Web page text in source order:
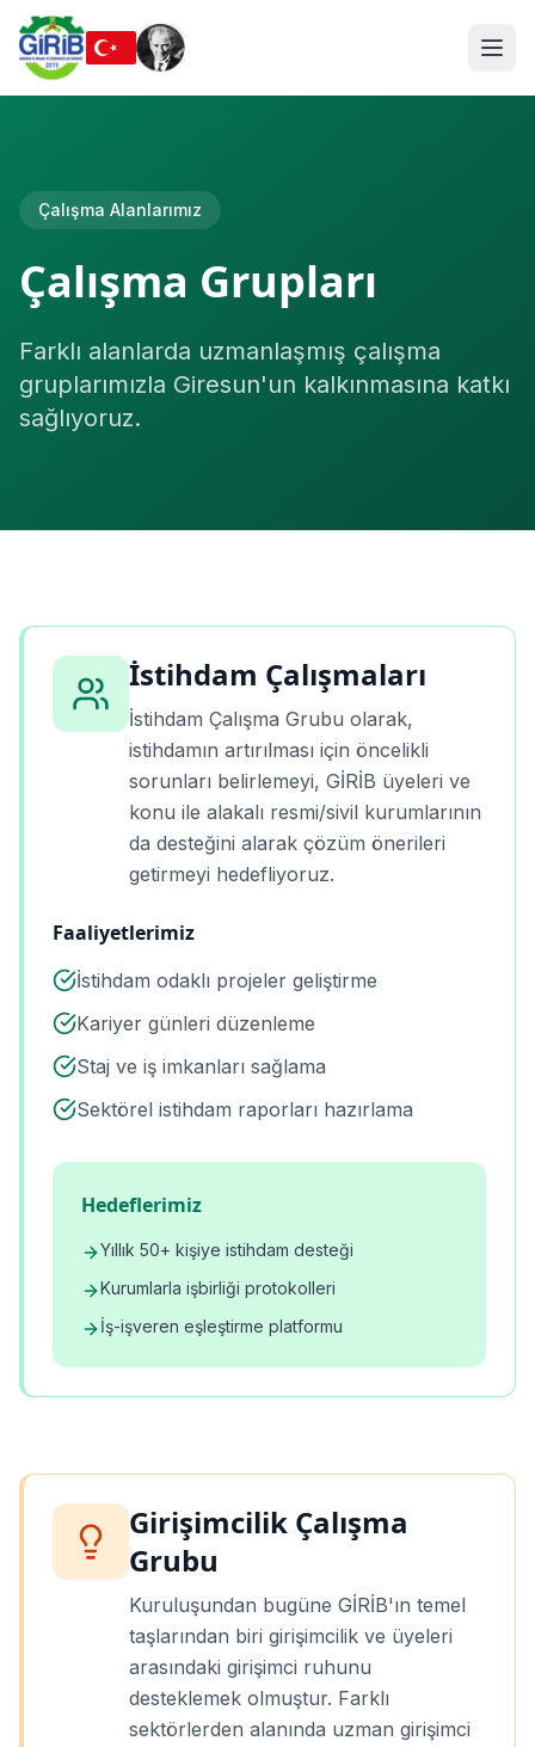
Çalışma Alanlarımız
Çalışma Grupları
Farklı alanlarda uzmanlaşmış çalışma
gruplarımızla Giresun'un kalkınmasına katkı
sağlıyoruz.
İstihdam Çalışmaları
İstihdam Çalışma Grubu olarak,
istihdamın artırılması için öncelikli
sorunları belirlemeyi, GİRİB üyeleri ve
konu ile alakalı resmi/sivil kurumlarının
da desteğini alarak çözüm önerileri
getirmeyi hedefliyoruz.
Faaliyetlerimiz
İstihdam odaklı projeler geliştirme
Kariyer günleri düzenleme
Staj ve iş imkanları sağlama
Sektörel istihdam raporları hazırlama
Hedeflerimiz
Yıllık 50+ kişiye istihdam desteği
Kurumlarla işbirliği protokolleri
İş-işveren eşleştirme platformu
Girişimcilik Çalışma
Grubu
Kuruluşundan bugüne GİRİB'ın temel
taşlarından biri girişimcilik ve üyeleri
arasındaki girişimci ruhunu
desteklemek olmuştur. Farklı
sektörlerden alanında uzman girişimci